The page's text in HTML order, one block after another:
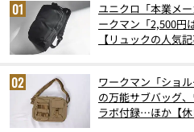
ユニクロ「本業メ
ークマン「2,500円
【リュックの人気
ワークマン「ショ
の万能サブバッグ
ラボ付録…ほか【